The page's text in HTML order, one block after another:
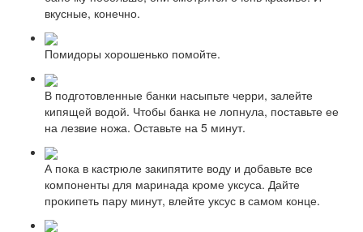
вкусные, конечно.
Помидоры хорошенько помойте.
В подготовленные банки насыпьте черри, залейте
кипящей водой. Чтобы банка не лопнула, поставьте ее
на лезвие ножа. Оставьте на 5 минут.
А пока в кастрюле закипятите воду и добавьте все
компоненты для маринада кроме уксуса. Дайте
прокипеть пару минут, влейте уксус в самом конце.